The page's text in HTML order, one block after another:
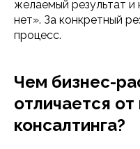
желаемый результат
нет». За конкретный
процесс.
Чем бизнес-
отличается от
консалтинга?